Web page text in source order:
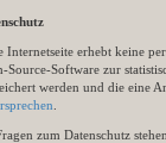
Internetseite erhebt keine
Source-Software zur
werden und die eine
zum Datenschutz